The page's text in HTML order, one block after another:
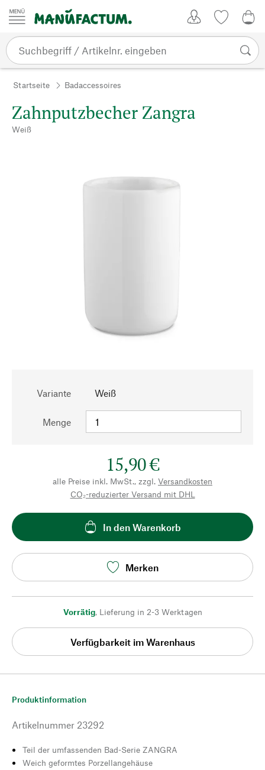
Zum Inhalt springen
Startseite Badaccessoires
Zahnputzbecher Zangra
Weiß
Variante Weiß
Menge
15,90 €
alle Preise inkl. MwSt., zzgl. Versandkosten
CO₂-reduzierter Versand mit DHL
In den Warenkorb
Merken
Vorrätig, Lieferung in 2-3 Werktagen
Verfügbarkeit im Warenhaus
Produktinformation
Artikelnummer 23292
Teil der umfassenden Bad-Serie ZANGRA
Weich geformtes Porzellangehäuse